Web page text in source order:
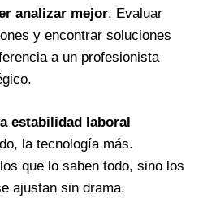
analizar mejor. Evaluar
y encontrar soluciones
a un profesionista
estabilidad laboral
la tecnología más.
que lo saben todo, sino los
ajustan sin drama.